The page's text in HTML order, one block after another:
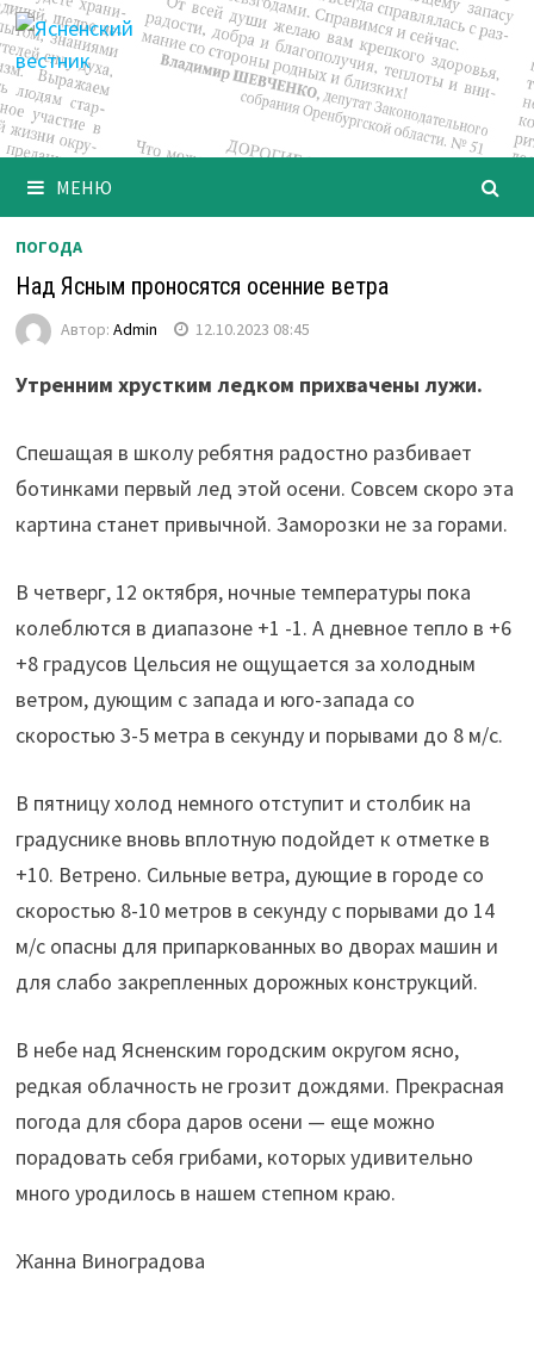
Перейти
к
содержимому
МЕНЮ
ПОГОДА
Над Ясным проносятся осенние ветра
Автор: Admin 12.10.2023 08:45
Утренним хрустким ледком прихвачены лужи.
Спешащая в школу ребятня радостно разбивает
ботинками первый лед этой осени. Совсем скоро эта
картина станет привычной. Заморозки не за горами.
В четверг, 12 октября, ночные температуры пока
колеблются в диапазоне +1 -1. А дневное тепло в +6
+8 градусов Цельсия не ощущается за холодным
ветром, дующим с запада и юго-запада со
скоростью 3-5 метра в секунду и порывами до 8 м/с.
В пятницу холод немного отступит и столбик на
градуснике вновь вплотную подойдет к отметке в
+10. Ветрено. Сильные ветра, дующие в городе со
скоростью 8-10 метров в секунду с порывами до 14
м/с опасны для припаркованных во дворах машин и
для слабо закрепленных дорожных конструкций.
В небе над Ясненским городским округом ясно,
редкая облачность не грозит дождями. Прекрасная
погода для сбора даров осени — еще можно
порадовать себя грибами, которых удивительно
много уродилось в нашем степном краю.
Жанна Виноградова